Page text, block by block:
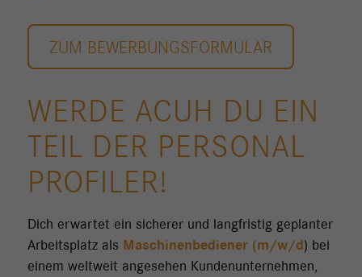
ZUM BEWERBUNGSFORMULAR
WERDE ACUH DU EIN
TEIL DER PERSONAL
PROFILER!
Dich erwartet ein sicherer und langfristig geplanter
Arbeitsplatz als Maschinenbediener (m/w/d) bei
einem weltweit angesehen Kundenunternehmen,